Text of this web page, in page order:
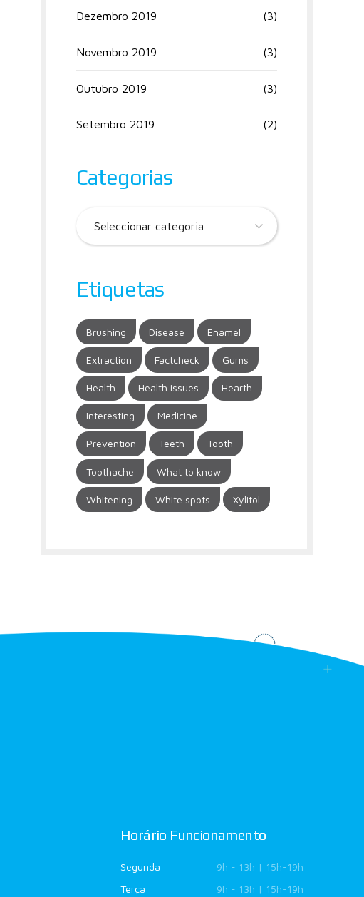
Dezembro 2019 (3)
Novembro 2019 (3)
Outubro 2019 (3)
Setembro 2019 (2)
Categorias
Seleccionar categoria
Etiquetas
Brushing Disease Enamel
Extraction Factcheck Gums
Health Health issues Hearth
Interesting Medicine
Prevention Teeth Tooth
Toothache What to know
Whitening White spots Xylitol
Horário Funcionamento
Segunda
9h - 13h | 15h-19h
Terça
9h - 13h | 15h-19h